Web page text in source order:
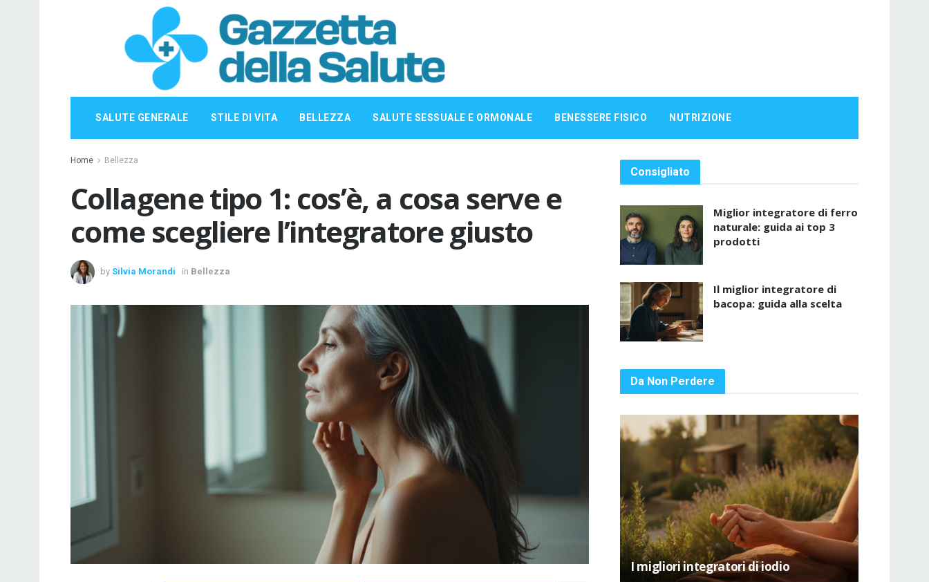
SALUTE GENERALE STILE DI VITA BELLEZZA SALUTE SESSUALE E ORMONALE BENESSERE FISICO NUTRIZIONE
Home Bellezza
Collagene tipo 1: cos’è, a cosa serve e
come scegliere l’integratore giusto
by Silvia Morandi in Bellezza
Consigliato
Miglior integratore di ferro
naturale: guida ai top 3
prodotti
Il miglior integratore di
bacopa: guida alla scelta
Da Non Perdere
I migliori integratori di iodio